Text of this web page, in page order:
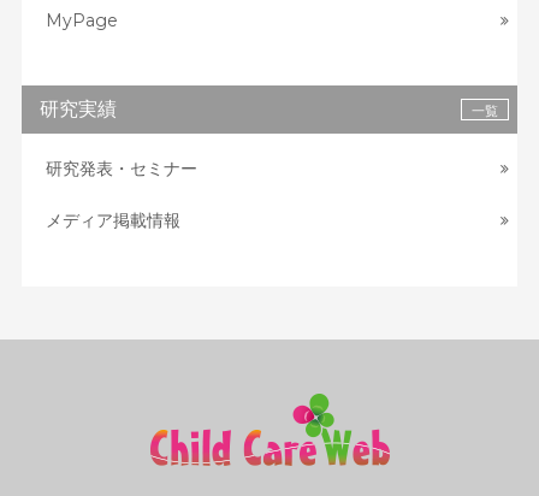
MyPage
研究実績 一覧
研究発表・セミナー
メディア掲載情報